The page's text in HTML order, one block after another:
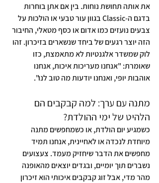
את אותה תחושת נוחות. בין אם אתן בוחרות
בדגם ה-Classic בגוון עור טבעי או הולכות על
צבעים נועזים כמו אדום או כסף מטאלי, החיבור
הזה יוצר רגעים של ביחד שנשארים בזיכרון. זהו
לוק שמשדר אלגנטיות לא מתאמצת, כזו
שאומרת: "אנחנו מעריכות איכות, אנחנו
אוהבות יופי, ואנחנו יודעות מה טוב לנו".
מתנה עם ערך: למה קבקבים הם
הלהיט של ימי ההולדת?
כשמגיע יום הולדת, או כשמחפשים מתנה
מיוחדת לנכדה או לאחיינית, אנחנו תמיד
מחפשים את הדבר שיחזיק מעמד. צעצועים
נשברים תוך יומיים, ובגדים יוצאים מהאופנה
מהר מדי, אבל זוג קבקבים איכותי הוא זיכרון